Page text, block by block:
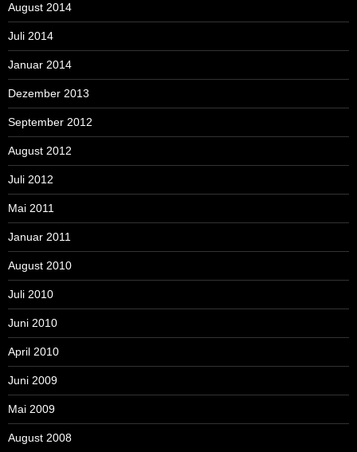
August 2014
Juli 2014
Januar 2014
Dezember 2013
September 2012
August 2012
Juli 2012
Mai 2011
Januar 2011
August 2010
Juli 2010
Juni 2010
April 2010
Juni 2009
Mai 2009
August 2008